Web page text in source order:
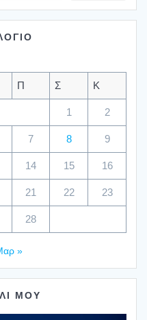
Π Σ Κ
1 2
7 8 9
14 15 16
21 22 23
28
»
ΜΟΥ